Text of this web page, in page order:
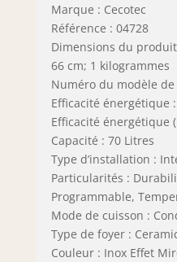
Marque : Cecotec
Référence : 04728
Dimensions du produit
66 cm; 1 kilogrammes
Numéro du modèle de
Efficacité énergétique
Efficacité énergétique
Capacité : 70 Litres
Type d’installation :
Particularités :
Programmable,
Mode de cuisson :
Type de foyer :
Couleur : Inox Effet